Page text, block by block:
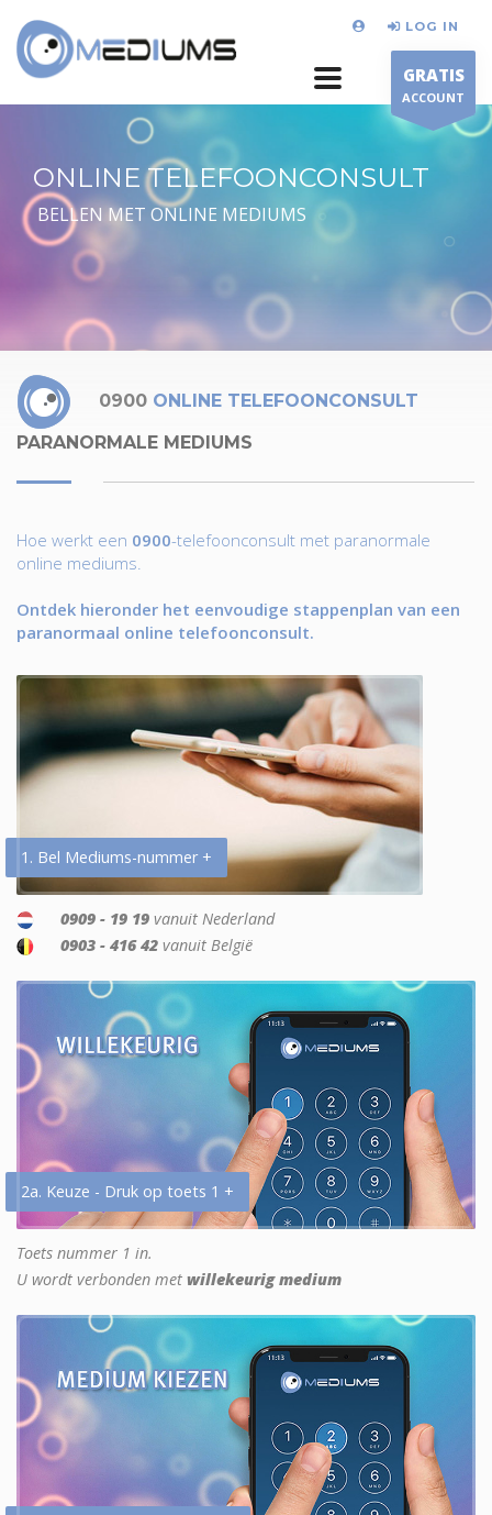
LOG IN
GRATIS
ACCOUNT
ONLINE TELEFOONCONSULT
BELLEN MET ONLINE MEDIUMS
0900 ONLINE TELEFOONCONSULT
PARANORMALE MEDIUMS
Hoe werkt een 0900-telefoonconsult met paranormale
online mediums.
Ontdek hieronder het eenvoudige stappenplan van een
paranormaal online telefoonconsult.
1. Bel Mediums-nummer +
0909 - 19 19 vanuit Nederland
0903 - 416 42 vanuit België
2a. Keuze - Druk op toets 1 +
Toets nummer 1 in.
U wordt verbonden met willekeurig medium